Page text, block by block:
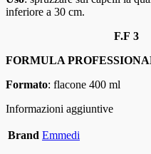
inferiore a 30 cm.
F.F 3
FORMULA
Formato: flacone 400 ml
Informazioni aggiuntive
Brand Emmedi